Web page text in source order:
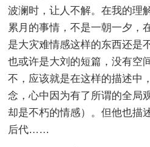
波澜时，让人不解。在我的理
累月的事情，不是一朝一夕，
是大灾难情感这样的东西还是
也或许是大刘的短篇，没有空
不，应该就是在这样的描述中
念，心中因为有了所谓的全局
却是不朽的情感）。但他也描
后代……